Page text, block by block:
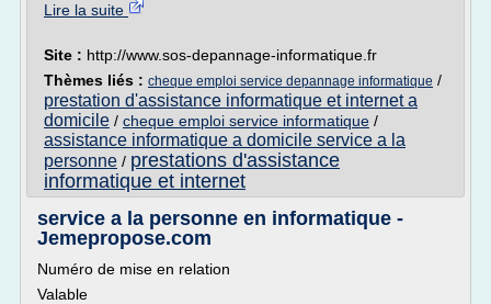
Lire la suite
Site : http://www.sos-depannage-informatique.fr
Thèmes liés : cheque emploi service depannage informatique /
prestation d'assistance informatique et internet a
domicile / cheque emploi service informatique /
assistance informatique a domicile service a la
personne / prestations d'assistance
informatique et internet
service a la personne en informatique -
Jemepropose.com
Numéro de mise en relation
Valable